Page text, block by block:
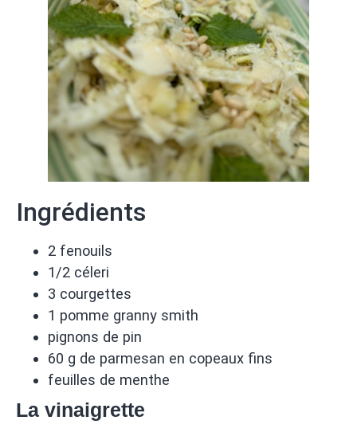
Ingrédients
2 fenouils
1/2 céleri
3 courgettes
1 pomme granny smith
pignons de pin
60 g de parmesan en copeaux fins
feuilles de menthe
La vinaigrette